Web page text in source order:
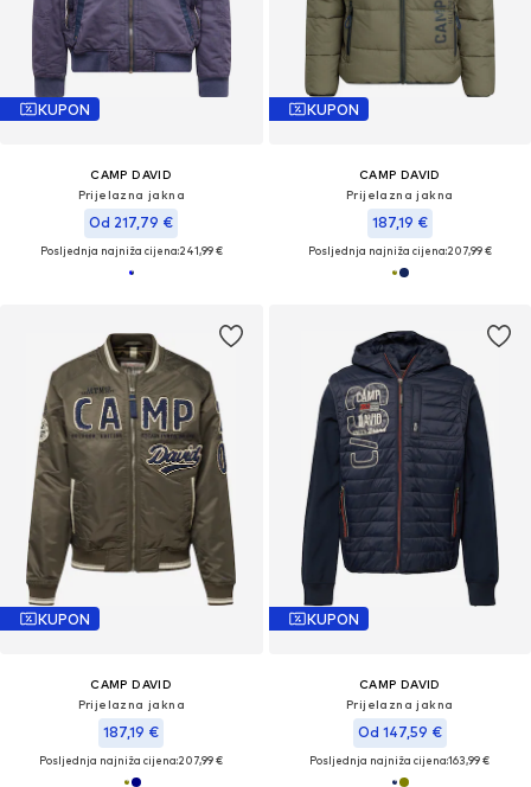
KUPON
CAMP DAVID
Prijelazna jakna
Od 217,79 €
Posljednja najniža cijena:241,99 €
KUPON
CAMP DAVID
Prijelazna jakna
187,19 €
Posljednja najniža cijena:207,99 €
KUPON
CAMP DAVID
Prijelazna jakna
187,19 €
Posljednja najniža cijena:207,99 €
KUPON
CAMP DAVID
Prijelazna jakna
Od 147,59 €
Posljednja najniža cijena:163,99 €